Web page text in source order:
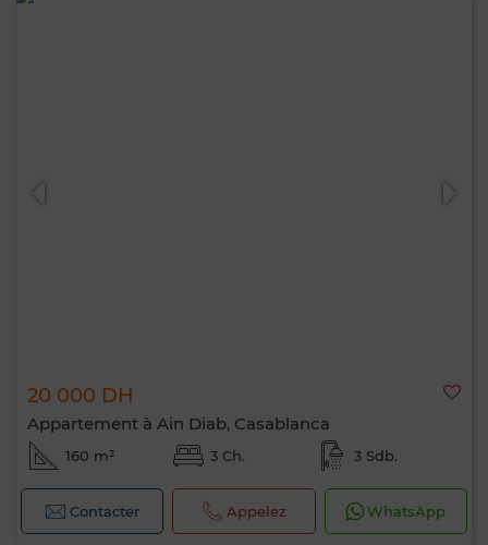
20 000 DH
Appartement à Ain Diab, Casablanca
160 m² 3 Ch. 3 Sdb.
Contacter Appelez WhatsApp